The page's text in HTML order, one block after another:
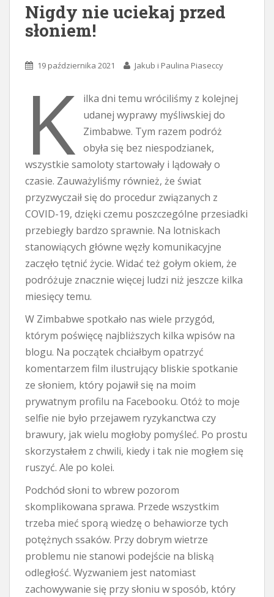
Nigdy nie uciekaj przed
słoniem!
19 października 2021 Jakub i Paulina Piaseccy
K
ilka dni temu wróciliśmy z kolejnej
udanej wyprawy myśliwskiej do
Zimbabwe. Tym razem podróż
obyła się bez niespodzianek,
wszystkie samoloty startowały i lądowały o
czasie. Zauważyliśmy również, że świat
przyzwyczaił się do procedur związanych z
COVID-19, dzięki czemu poszczególne przesiadki
przebiegły bardzo sprawnie. Na lotniskach
stanowiących główne węzły komunikacyjne
zaczęło tętnić życie. Widać też gołym okiem, że
podróżuje znacznie więcej ludzi niż jeszcze kilka
miesięcy temu.
W Zimbabwe spotkało nas wiele przygód,
którym poświęcę najbliższych kilka wpisów na
blogu. Na początek chciałbym opatrzyć
komentarzem film ilustrujący bliskie spotkanie
ze słoniem, który pojawił się na moim
prywatnym profilu na Facebooku. Otóż to moje
selfie nie było przejawem ryzykanctwa czy
brawury, jak wielu mogłoby pomyśleć. Po prostu
skorzystałem z chwili, kiedy i tak nie mogłem się
ruszyć. Ale po kolei.
Podchód słoni to wbrew pozorom
skomplikowana sprawa. Przede wszystkim
trzeba mieć sporą wiedzę o behawiorze tych
potężnych ssaków. Przy dobrym wietrze
problemu nie stanowi podejście na bliską
odległość. Wyzwaniem jest natomiast
zachowywanie się przy słoniu w sposób, który